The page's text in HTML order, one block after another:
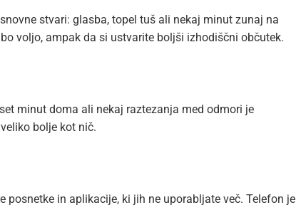
stvari: glasba, topel tuš ali nekaj minut zunaj na
voljo, ampak da si ustvarite boljši izhodiščni občutek.
minut doma ali nekaj raztezanja med odmori je
bolje kot nič.
posnetke in aplikacije, ki jih ne uporabljate več. Telefon je